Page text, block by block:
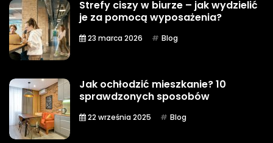
Strefy ciszy w biurze – jak wydzielić
je za pomocą wyposażenia?
23 marca 2026 Blog
Jak ochłodzić mieszkanie? 10
sprawdzonych sposobów
22 września 2025 Blog